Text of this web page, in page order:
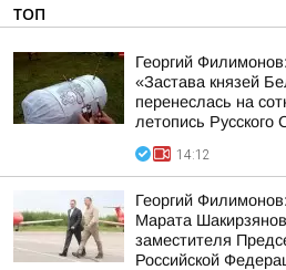
ТОП
Георгий
«Застава князей
перенеслась на
летопись Русского
14:12
Георгий
Марата
заместителя
Российской